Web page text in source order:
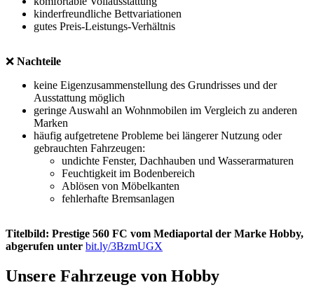
kinderfreundliche Bettvariationen
gutes Preis-Leistungs-Verhältnis
❌ Nachteile
keine Eigenzusammenstellung des Grundrisses und der
Ausstattung möglich
geringe Auswahl an Wohnmobilen im Vergleich zu anderen
Marken
häufig aufgetretene Probleme bei längerer Nutzung oder
gebrauchten Fahrzeugen:
undichte Fenster, Dachhauben und Wasserarmaturen
Feuchtigkeit im Bodenbereich
Ablösen von Möbelkanten
fehlerhafte Bremsanlagen
Titelbild: Prestige 560 FC vom Mediaportal der Marke Hobby,
abgerufen unter bit.ly/3BzmUGX
Unsere Fahrzeuge von Hobby